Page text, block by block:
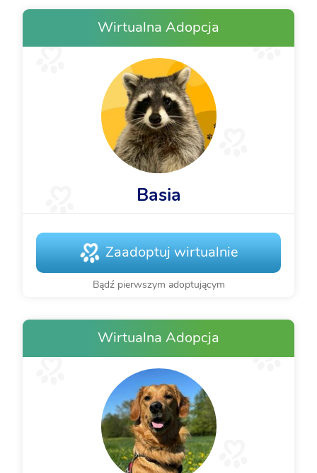
Wirtualna Adopcja
Basia
Zaadoptuj wirtualnie
Bądź pierwszym adoptującym
Wirtualna Adopcja